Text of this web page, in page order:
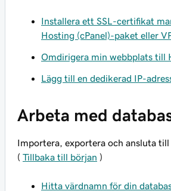
Installera ett SSL-certifikat
Hosting (cPanel)-paket eller
Omdirigera min webbplats till
Lägg till en dedikerad IP-
Arbeta med
Importera, exportera och ansluta till
( Tillbaka till början )
Hitta värdnamn för din